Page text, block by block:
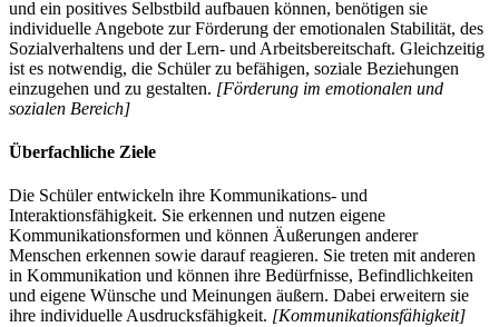
und ein positives Selbstbild aufbauen können, benötigen sie
individuelle Angebote zur Förderung der emotionalen Stabilität, des
Sozialverhaltens und der Lern- und Arbeitsbereitschaft. Gleichzeitig
ist es notwendig, die Schüler zu befähigen, soziale Beziehungen
einzugehen und zu gestalten. [Förderung im emotionalen und
sozialen Bereich]
Überfachliche Ziele
Die Schüler entwickeln ihre Kommunikations- und
Interaktionsfähigkeit. Sie erkennen und nutzen eigene
Kommunikationsformen und können Äußerungen anderer
Menschen erkennen sowie darauf reagieren. Sie treten mit anderen
in Kommunikation und können ihre Bedürfnisse, Befindlichkeiten
und eigene Wünsche und Meinungen äußern. Dabei erweitern sie
ihre individuelle Ausdrucksfähigkeit. [Kommunikationsfähigkeit]